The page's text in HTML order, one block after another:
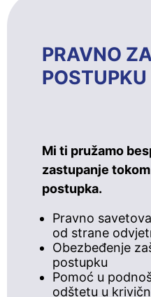
PRAVNO
POSTUPKU
Mi ti pružamo
zastupanje
postupka.
Pravno
od strane
Obezbeđenje
postupku
Pomoć u
odštetu u